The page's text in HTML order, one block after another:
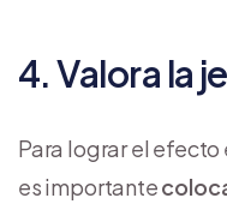
4. Valora la
Para lograr el
es importante